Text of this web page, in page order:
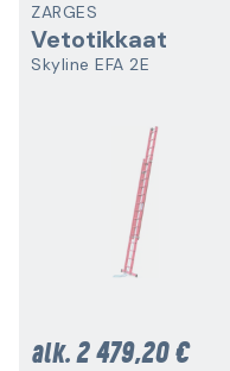
ZARGES
Vetotikkaat
Skyline EFA 2E
alk. 2 479,20 €